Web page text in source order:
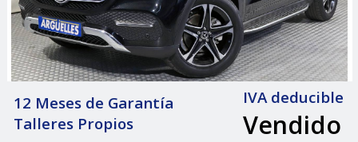
12 Meses de Garantía
Talleres Propios
IVA deducible
Vendido